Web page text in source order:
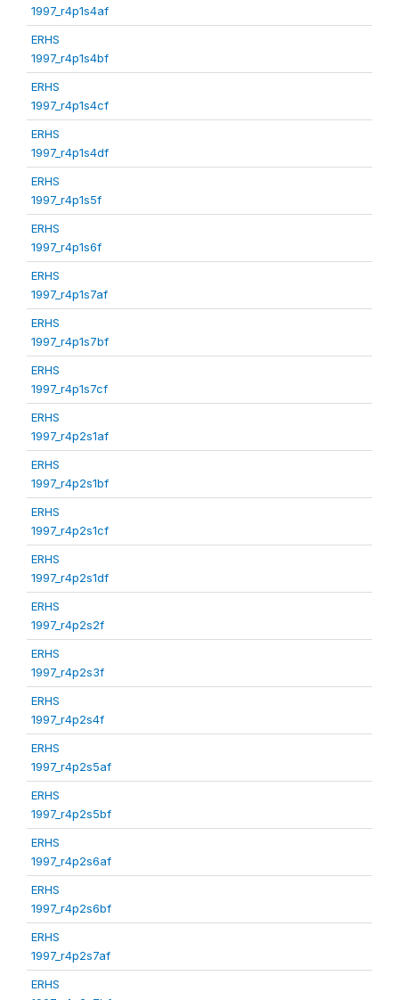
1997_r4p1s4af
ERHS
1997_r4p1s4bf
ERHS
1997_r4p1s4cf
ERHS
1997_r4p1s4df
ERHS
1997_r4p1s5f
ERHS
1997_r4p1s6f
ERHS
1997_r4p1s7af
ERHS
1997_r4p1s7bf
ERHS
1997_r4p1s7cf
ERHS
1997_r4p2s1af
ERHS
1997_r4p2s1bf
ERHS
1997_r4p2s1cf
ERHS
1997_r4p2s1df
ERHS
1997_r4p2s2f
ERHS
1997_r4p2s3f
ERHS
1997_r4p2s4f
ERHS
1997_r4p2s5af
ERHS
1997_r4p2s5bf
ERHS
1997_r4p2s6af
ERHS
1997_r4p2s6bf
ERHS
1997_r4p2s7af
ERHS